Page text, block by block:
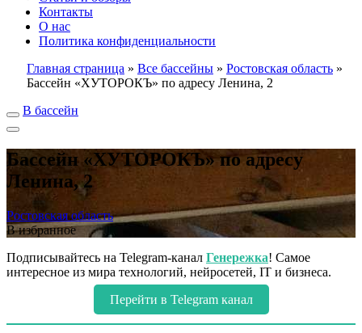
Контакты
О нас
Политика конфиденциальности
Главная страница » Все бассейны » Ростовская область »
Бассейн «ХУТОРОКЪ» по адресу Ленина, 2
В бассейн
Бассейн «ХУТОРОКЪ» по адресу
Ленина, 2
Ростовская область
В избранное
Подписывайтесь на Telegram-канал Генережка! Самое
интересное из мира технологий, нейросетей, IT и бизнеса.
Перейти в Telegram канал